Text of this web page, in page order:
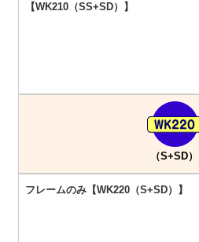
（S+SD）